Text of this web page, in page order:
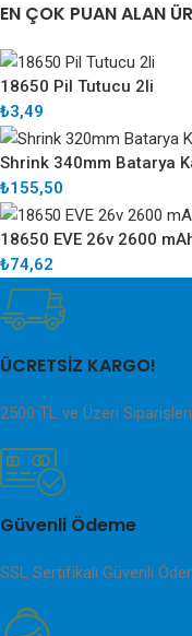
EN ÇOK PUAN ALAN
18650 Pil Tutucu 2li
₺3,49
Shrink 340mm Batarya
₺155,50
18650 EVE 26v 2600
₺74,62
ÜCRETSİZ KARGO!
2500 TL ve Üzeri
Güvenli Ödeme
SSL Sertifikalı Güvenli